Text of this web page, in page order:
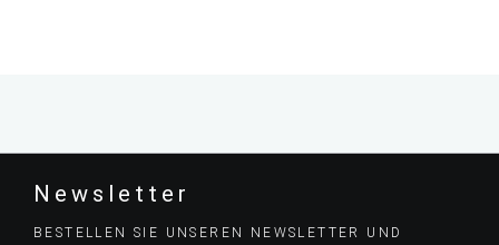
Newsletter
BESTELLEN SIE UNSEREN NEWSLETTER UND